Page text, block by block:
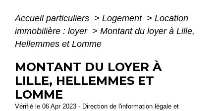
Accueil particuliers > Logement > Location
immobilière : loyer > Montant du loyer à Lille,
Hellemmes et Lomme
MONTANT DU LOYER À
LILLE, HELLEMMES ET
LOMME
Vérifié le 06 Apr 2023 - Direction de l'information légale et